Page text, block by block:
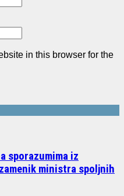
in this browser for the
sporazumima iz
ministra spoljnih